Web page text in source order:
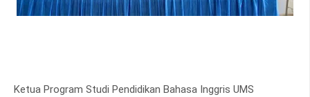
Ketua Program Studi Pendidikan Bahasa Inggris UMS